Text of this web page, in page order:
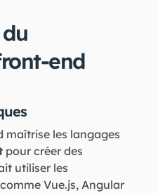
end
maîtrise les langages
pour créer des
utiliser les
comme Vue.js, Angular